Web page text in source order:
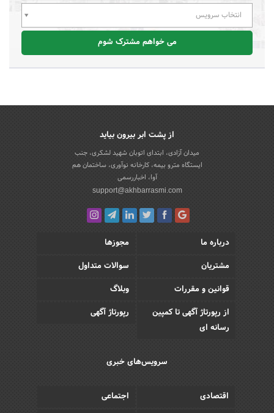
انتخاب سرویس
می خواهم مشترک شوم
از پشت ابر بیرون بیاید
میدان آزادی، ابتدای اتوبان شهید لشکری، جنب
ایستگاه مترو بیمه، کارخانه نوآوری، ساختمان هم
آوا، اخباررسمی
support@akhbarrasmi.com
درباره ما
مجوزها
مشتریان
سوالات متداول
قوانین و مقررات
وبلاگ
از رپورتاژ آگهی تا کمپین
رسانه ای
رپورتاژ آگهی
سرویس‌های خبری
اقتصادی اجتماعی